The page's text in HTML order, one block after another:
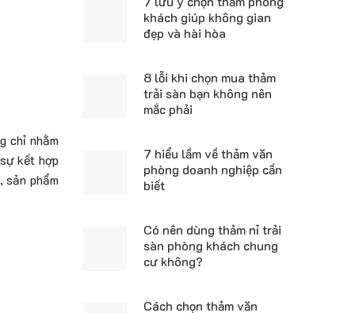
chỉ nhằm
kết hợp
phẩm
khách giúp không gian
đẹp và hài hòa
8 lỗi khi chọn mua thảm
trải sàn bạn không nên
mắc phải
7 hiểu lầm về thảm văn
phòng doanh nghiệp cần
biết
Có nên dùng thảm nỉ trải
sàn phòng khách chung
cư không?
Cách chọn thảm văn